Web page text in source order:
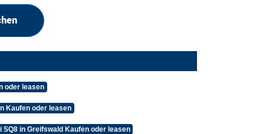
oder leasen
Kaufen oder leasen
SQ8 in Greifswald Kaufen oder leasen